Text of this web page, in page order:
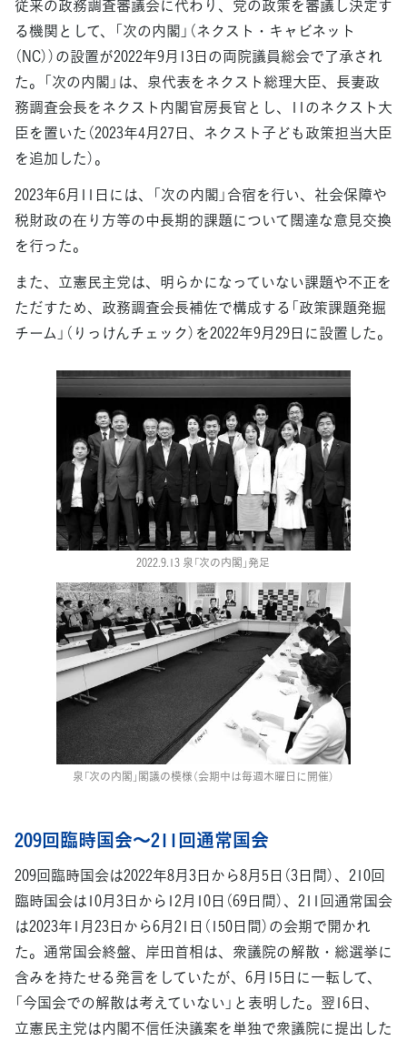
従来の政務調査審議会に代わり、党の政策を審議し決定す
る機関として、「次の内閣」（ネクスト・キャビネット
（NC））の設置が2022年9月13日の両院議員総会で了承され
た。「次の内閣」は、泉代表をネクスト総理大臣、長妻政
務調査会長をネクスト内閣官房長官とし、11のネクスト大
臣を置いた（2023年4月27日、ネクスト子ども政策担当大臣
を追加した）。
2023年6月11日には、「次の内閣」合宿を行い、社会保障や
税財政の在り方等の中長期的課題について闊達な意見交換
を行った。
また、立憲民主党は、明らかになっていない課題や不正を
ただすため、政務調査会長補佐で構成する「政策課題発掘
チーム」（りっけんチェック）を2022年9月29日に設置した。
2022.9.13 泉「次の内閣」発足
泉「次の内閣」閣議の模様（会期中は毎週木曜日に開催）
209回臨時国会～211回通常国会
209回臨時国会は2022年8月3日から8月5日（3日間）、210回
臨時国会は10月3日から12月10日（69日間）、211回通常国会
は2023年1月23日から6月21日（150日間）の会期で開かれ
た。通常国会終盤、岸田首相は、衆議院の解散・総選挙に
含みを持たせる発言をしていたが、6月15日に一転して、
「今国会での解散は考えていない」と表明した。翌16日、
立憲民主党は内閣不信任決議案を単独で衆議院に提出した